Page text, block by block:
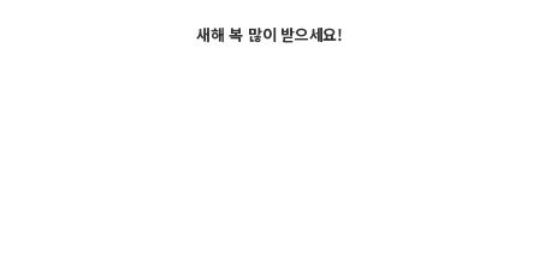
새해 복 많이 받으세요!